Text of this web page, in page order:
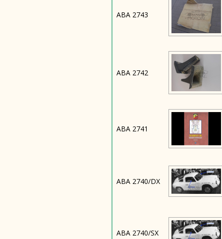
ABA 2743
ABA 2742
ABA 2741
ABA 2740/DX
ABA 2740/SX